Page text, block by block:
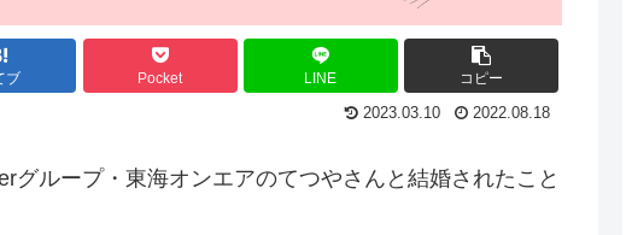
ブ Pocket LINE コピー
2023.03.10 2022.08.18
グループ・東海オンエアのてつやさんと結婚されたこと